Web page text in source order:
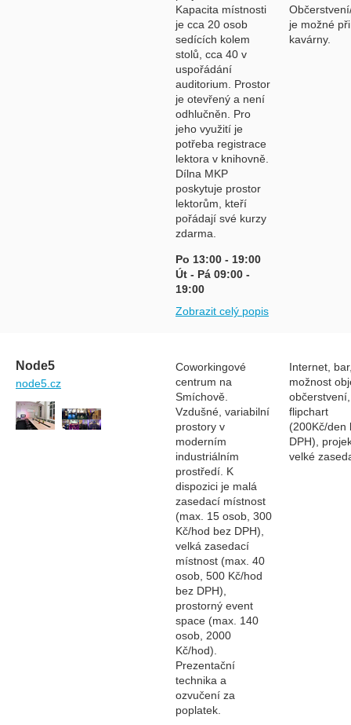
Kapacita místnosti
je cca 20 osob
sedících kolem
stolů, cca 40 v
uspořádání
auditorium. Prostor
je otevřený a není
odhlučněn. Pro
jeho využití je
potřeba registrace
lektora v knihovně.
Dílna MKP
poskytuje prostor
lektorům, kteří
pořádají své kurzy
zdarma.
Po 13:00 - 19:00
Út - Pá 09:00 -
19:00
Zobrazit celý popis
je možné
kavárny.
Node5
node5.cz
Coworkingové
centrum na
Smíchově.
Vzdušné, variabilní
prostory v
moderním
industriálním
prostředí. K
dispozici je malá
zasedací místnost
(max. 15 osob, 300
Kč/hod bez DPH),
velká zasedací
místnost (max. 40
osob, 500 Kč/hod
bez DPH),
prostorný event
space (max. 140
osob, 2000
Kč/hod).
Prezentační
technika a
ozvučení za
poplatek.
Internet,
možnost
občerstvení,
flipchart
(200Kč/den
DPH),
velké